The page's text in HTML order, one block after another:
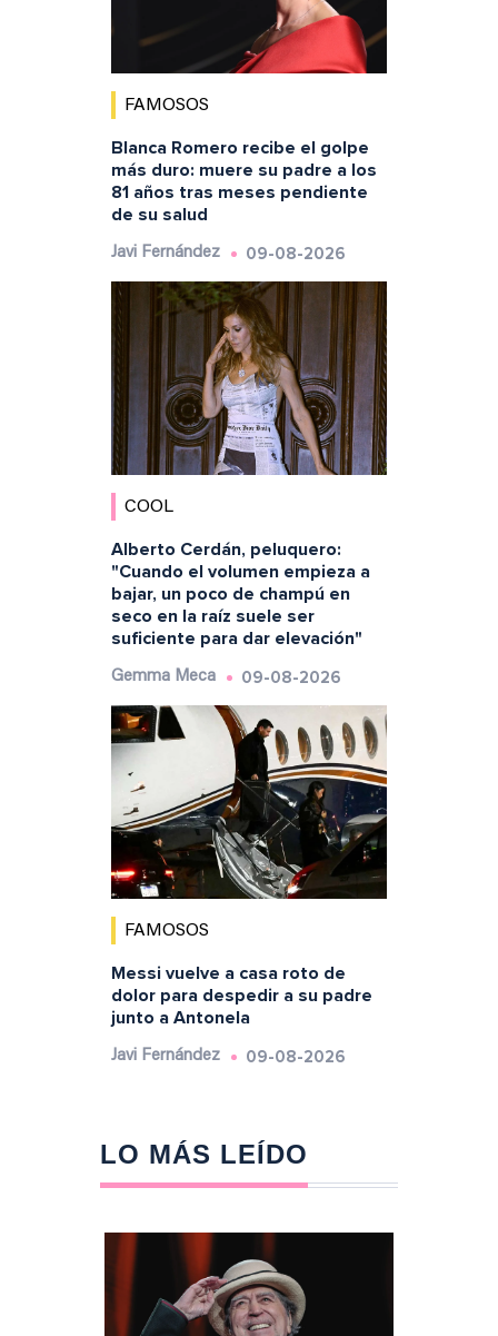
FAMOSOS
Blanca Romero recibe el golpe
más duro: muere su padre a los
81 años tras meses pendiente
de su salud
Javi Fernández 09-08-2026
COOL
Alberto Cerdán, peluquero:
"Cuando el volumen empieza a
bajar, un poco de champú en
seco en la raíz suele ser
suficiente para dar elevación"
Gemma Meca 09-08-2026
FAMOSOS
Messi vuelve a casa roto de
dolor para despedir a su padre
junto a Antonela
Javi Fernández 09-08-2026
LO MÁS LEÍDO